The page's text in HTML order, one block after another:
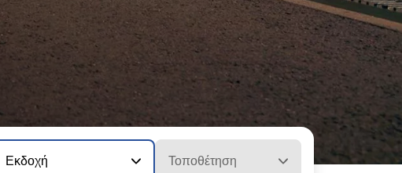
Εκδοχή Τοποθέτηση